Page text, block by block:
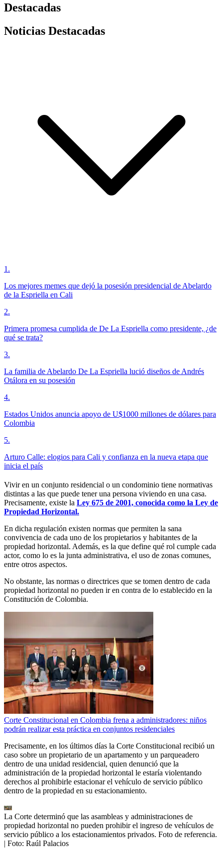
Destacadas
Noticias Destacadas
1 .
Los mejores memes que dejó la posesión presidencial de Abelardo
de la Espriella en Cali
2.
Primera promesa cumplida de De La Espriella como presidente, ¿de
qué se trata?
3.
La familia de Abelardo De La Espriella lució diseños de Andrés
Otálora en su posesión
4.
Estados Unidos anuncia apoyo de U$1000 millones de dólares para
Colombia
5.
Arturo Calle: elogios para Cali y confianza en la nueva etapa que
inicia el país
Vivir en un conjunto residencial o un condominio tiene normativas
distintas a las que puede tener una persona viviendo en una casa.
Precisamente, existe la Ley 675 de 2001, conocida como la Ley de
Propiedad Horizontal.
En dicha regulación existen normas que permiten la sana
convivencia de cada uno de los propietarios y habitantes de la
propiedad horizontal. Además, es la que define qué rol cumple cada
actor, como lo es la junta administrativa, el uso de zonas comunes,
entre otros aspectos.
No obstante, las normas o directrices que se tomen dentro de cada
propiedad horizontal no pueden ir en contra de lo establecido en la
Constitución de Colombia.
Corte Constitucional en Colombia frena a administradores: niños
podrán realizar esta práctica en conjuntos residenciales
Precisamente, en los últimos días la Corte Constitucional recibió un
caso sobre un propietario de un apartamento y un parqueadero
dentro de una unidad residencial, quien denunció que la
administración de la propiedad horizontal le estaría violentando
derechos al prohibirle estacionar el vehículo de servicio público
dentro de la propiedad en su estacionamiento.
La Corte determinó que las asambleas y administraciones de
propiedad horizontal no pueden prohibir el ingreso de vehículos de
servicio público a los estacionamientos privados. Foto de referencia.
| Foto: Raúl Palacios